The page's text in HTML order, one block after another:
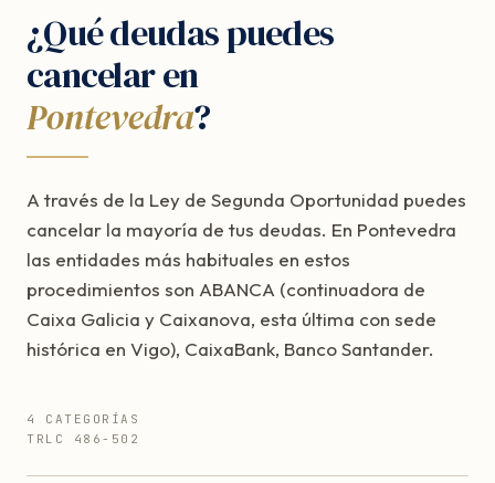
¿Qué deudas puedes
cancelar en
Pontevedra?
A través de la Ley de Segunda Oportunidad puedes
cancelar la mayoría de tus deudas. En Pontevedra
las entidades más habituales en estos
procedimientos son ABANCA (continuadora de
Caixa Galicia y Caixanova, esta última con sede
histórica en Vigo), CaixaBank, Banco Santander.
4 CATEGORÍAS
TRLC 486-502